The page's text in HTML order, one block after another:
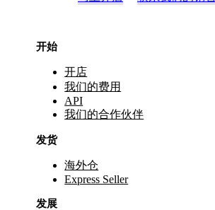
开始
开店
我们的费用
API
我们的合作伙伴
发货
海外仓
Express Seller
发展